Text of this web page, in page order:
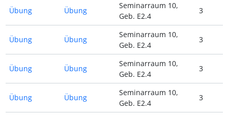
Übung Übung
Seminarraum 10,
Geb. E2.4
3
Übung Übung
Seminarraum 10,
Geb. E2.4
3
Übung Übung
Seminarraum 10,
Geb. E2.4
3
Übung Übung
Seminarraum 10,
Geb. E2.4
3